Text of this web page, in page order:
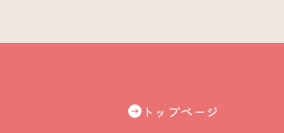
トップページ